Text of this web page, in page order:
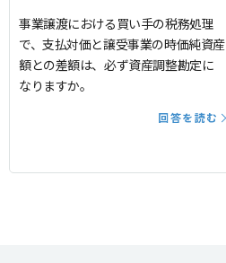
事業譲渡における買い手の税務処理
で、支払対価と譲受事業の時価純資産
額との差額は、必ず資産調整勘定に
なりますか。
回答を読む